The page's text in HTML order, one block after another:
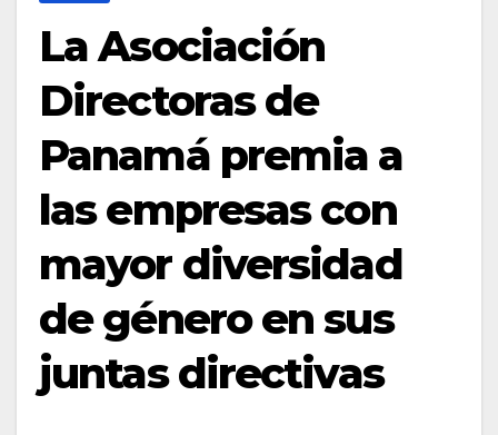
La Asociación
Directoras de
Panamá premia a
las empresas con
mayor diversidad
de género en sus
juntas directivas